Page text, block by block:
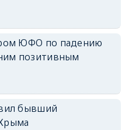
ЮФО по падению
позитивным
бывший